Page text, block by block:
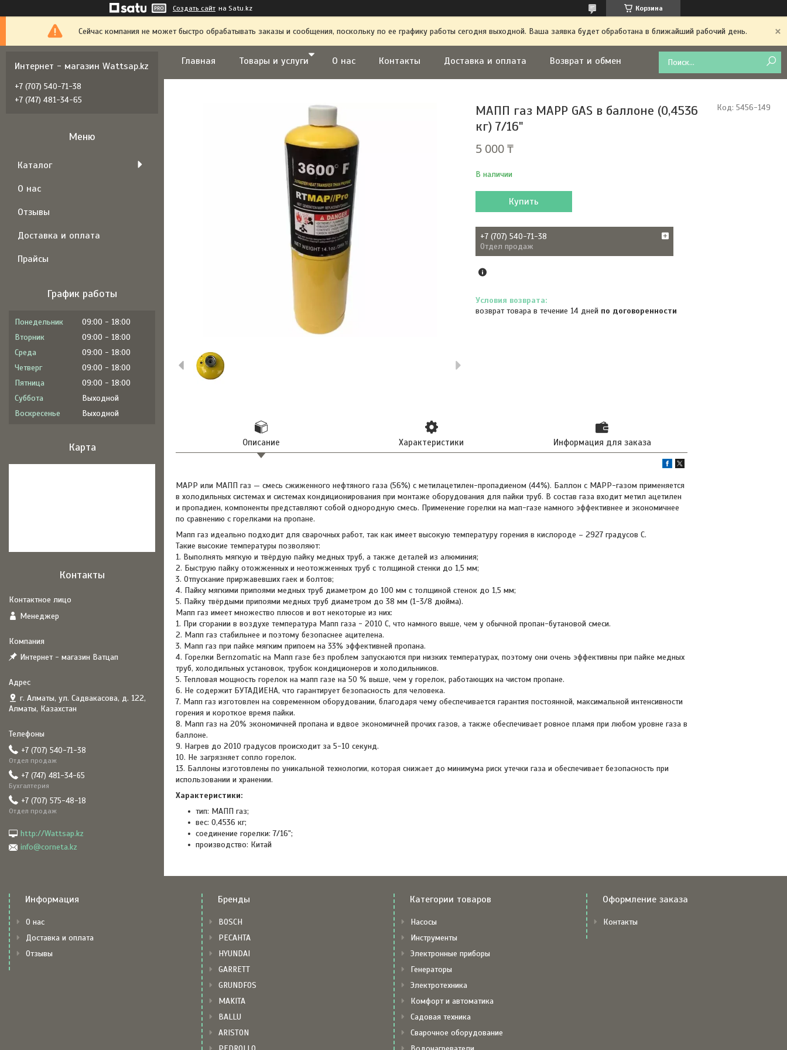
Создать сайт на Satu.kz Корзина
Сейчас компания не может быстро обрабатывать заказы и сообщения, поскольку по ее графику работы сегодня выходной. Ваша заявка будет обработана в ближайший рабочий день.
Главная Товары и услуги О нас Контакты Доставка и оплата Возврат и обмен
МАПП газ MAPP GAS в баллоне (0,4536
кг) 7/16"
5 000 ₸
В наличии
Код: 5456-149
Купить
+7 (707) 540-71-38
Отдел продаж
возврат товара в течение 14 дней по договоренности
Описание Характеристики Информация для заказа
MAPP или МАПП газ — смесь сжиженного нефтяного газа (56%) с метилацетилен-пропадиеном (44%). Баллон с МАРР-газом применяется
в холодильных системах и системах кондиционирования при монтаже оборудования для пайки труб. В состав газа входит метил ацетилен
и пропадиен, компоненты представляют собой однородную смесь. Применение горелки на мап-газе намного эффективнее и экономичнее
по сравнению с горелками на пропане.
Мапп газ идеально подходит для сварочных работ, так как имеет высокую температуру горения в кислороде – 2927 градусов С.
Такие высокие температуры позволяют:
1. Выполнять мягкую и твёрдую пайку медных труб, а также деталей из алюминия;
2. Быструю пайку отожженных и неотожженных труб с толщиной стенки до 1,5 мм;
3. Отпускание приржавевших гаек и болтов;
4. Пайку мягкими припоями медных труб диаметром до 100 мм с толщиной стенок до 1,5 мм;
5. Пайку твёрдыми припоями медных труб диаметром до 38 мм (1-3/8 дюйма).
Мапп газ имеет множество плюсов и вот некоторые из них:
1. При сгорании в воздухе температура Мапп газа - 2010 С, что намного выше, чем у обычной пропан-бутановой смеси.
2. Мапп газ стабильнее и поэтому безопаснее ацителена.
3. Мапп газ при пайке мягким припоем на 33% эффективней пропана.
4. Горелки Bernzomatic на Мапп газе без проблем запускаются при низких температурах, поэтому они очень эффективны при пайке медных
труб, холодильных установок, трубок кондиционеров и холодильников.
5. Тепловая мощность горелок на мапп газе на 50 % выше, чем у горелок, работающих на чистом пропане.
6. Не содержит БУТАДИЕНА, что гарантирует безопасность для человека.
7. Мапп газ изготовлен на современном оборудовании, благодаря чему обеспечивается гарантия постоянной, максимальной интенсивности
горения и короткое время пайки.
8. Мапп газ на 20% экономичней пропана и вдвое экономичней прочих газов, а также обеспечивает ровное пламя при любом уровне газа в
баллоне.
9. Нагрев до 2010 градусов происходит за 5-10 секунд.
10. Не загрязняет сопло горелок.
13. Баллоны изготовлены по уникальной технологии, которая снижает до минимума риск утечки газа и обеспечивает безопасность при
использовании и хранении.
Характеристики:
тип: МАПП газ;
вес: 0,4536 кг;
соединение горелки: 7/16";
производство: Китай
Интернет - магазин Wattsap.kz
+7 (707) 540-71-38
+7 (747) 481-34-65
Каталог
О нас
Отзывы
Доставка и оплата
Прайсы
График работы
Понедельник 09:00
18:00
Вторник
09:00
18:00
Среда
09:00
18:00
Четверг
09:00
18:00
Пятница
09:00
18:00
Суббота
Выходной
Воскресенье
Выходной
Карта
Контакты
Менеджер
Интернет - магазин Ватцап
г. Алматы, ул. Садвакасова, д. 122,
Алматы, Казахстан
+7 (707) 540-71-38
Отдел продаж
+7 (747) 481-34-65
Бухгалтерия
+7 (707) 575-48-18
Отдел продаж
http://Wattsap.kz
info@corneta.kz
Информация
О нас
Доставка и оплата
Отзывы
Бренды
BOSCH
РЕСАНТА
HYUNDAI
GARRETT
GRUNDFOS
MAKITA
BALLU
ARISTON
Категории товаров
Насосы
Инструменты
Электронные приборы
Генераторы
Электротехника
Комфорт и автоматика
Садовая техника
Сварочное оборудование
Оформление заказа
Контакты